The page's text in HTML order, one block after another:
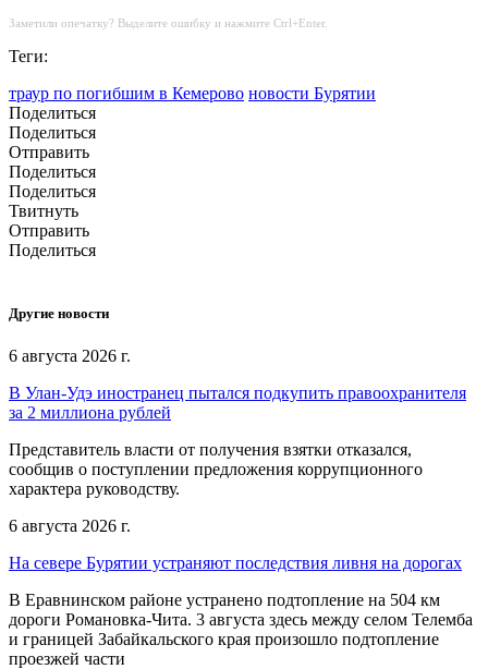
Заметили опечатку? Выделите ошибку и нажмите Ctrl+Enter.
Теги:
траур по погибшим в Кемерово новости Бурятии
Поделиться
Поделиться
Отправить
Поделиться
Поделиться
Твитнуть
Отправить
Поделиться
Другие новости
6 августа 2026 г.
В Улан-Удэ иностранец пытался подкупить правоохранителя
за 2 миллиона рублей
Представитель власти от получения взятки отказался,
сообщив о поступлении предложения коррупционного
характера руководству.
6 августа 2026 г.
На севере Бурятии устраняют последствия ливня на дорогах
В Еравнинском районе устранено подтопление на 504 км
дороги Романовка-Чита. 3 августа здесь между селом Телемба
и границей Забайкальского края произошло подтопление
проезжей части